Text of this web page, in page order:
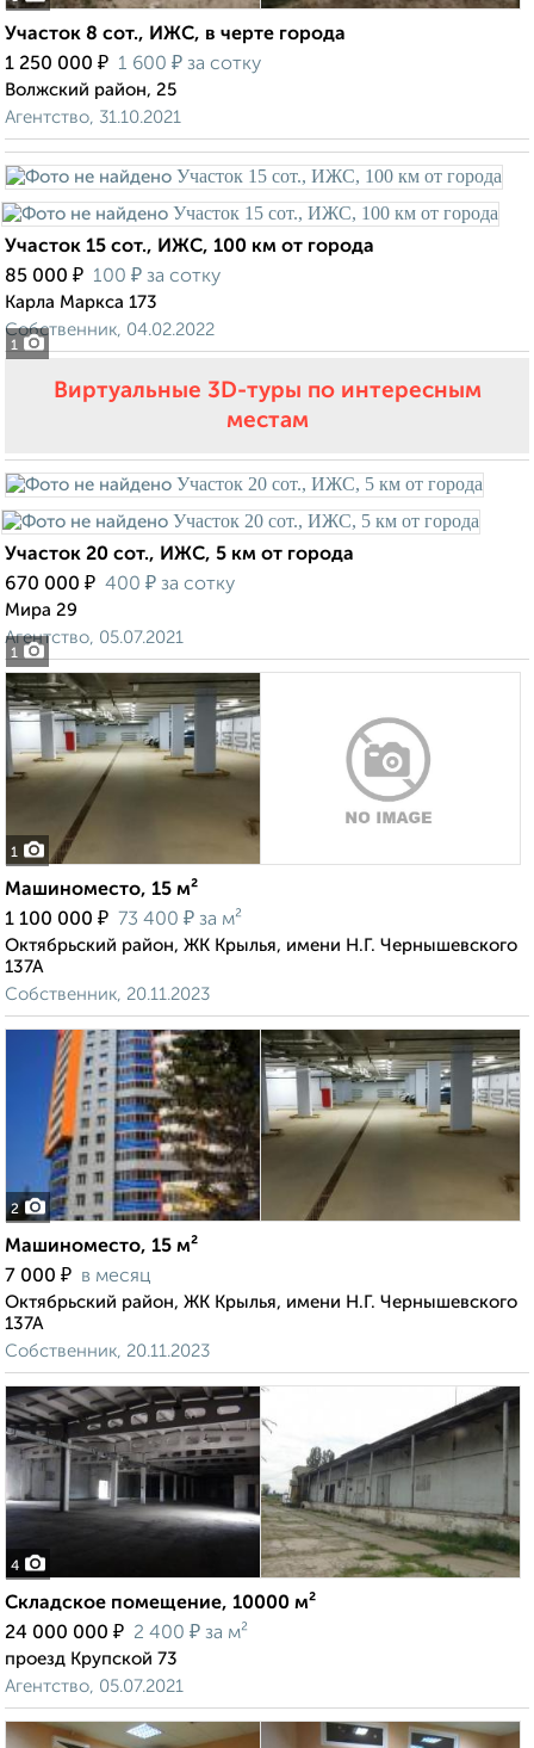
Участок 8 сот., ИЖС, в черте города
1 250 000 ₽ 1 600 ₽ за сотку
Волжский район, 25
Агентство, 31.10.2021
1
Участок 15 сот., ИЖС, 100 км от города
85 000 ₽ 100 ₽ за сотку
Карла Маркса 173
Собственник, 04.02.2022
Виртуальные 3D-туры по интересным
местам
1
Участок 20 сот., ИЖС, 5 км от города
670 000 ₽ 400 ₽ за сотку
Мира 29
Агентство, 05.07.2021
1
Машиноместо, 15 м²
1 100 000 ₽ 73 400 ₽ за м²
Октябрьский район, ЖК Крылья, имени Н.Г. Чернышевского
137А
Собственник, 20.11.2023
2
Машиноместо, 15 м²
7 000 ₽ в месяц
Октябрьский район, ЖК Крылья, имени Н.Г. Чернышевского
137А
Собственник, 20.11.2023
4
Складское помещение, 10000 м²
24 000 000 ₽ 2 400 ₽ за м²
проезд Крупской 73
Агентство, 05.07.2021